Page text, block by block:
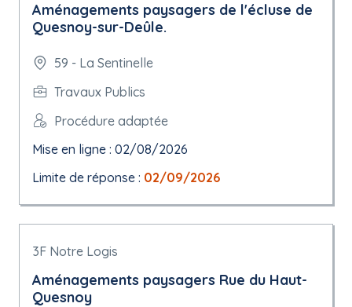
Aménagements paysagers de l'écluse de
Quesnoy-sur-Deûle.
59 - La Sentinelle
Travaux Publics
Procédure adaptée
Mise en ligne : 02/08/2026
Limite de réponse : 02/09/2026
3F Notre Logis
Aménagements paysagers Rue du Haut-
Quesnoy